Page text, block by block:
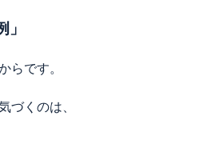
」
らです。
づくのは、